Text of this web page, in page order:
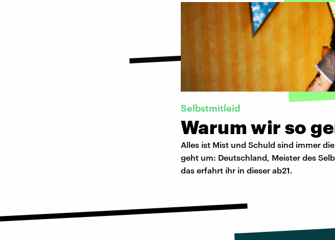
Selbstmitleid
Warum wir so
Alles ist Mist und Schuld sind immer
geht um: Deutschland, Meister des
das erfahrt ihr in dieser ab21.